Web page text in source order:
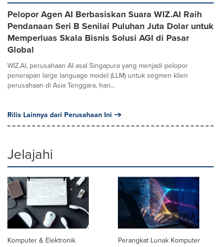
Pelopor Agen AI Berbasiskan Suara WIZ.AI Raih
Pendanaan Seri B Senilai Puluhan Juta Dolar untuk
Memperluas Skala Bisnis Solusi AGI di Pasar
Global
WIZ.AI, perusahaan AI asal Singapura yang menjadi pelopor
penerapan large language model (LLM) untuk segmen klien
perusahaan di Asia Tenggara, hari...
Rilis Lainnya dari Perusahaan Ini
Jelajahi
Komputer & Elektronik Perangkat Lunak Komputer